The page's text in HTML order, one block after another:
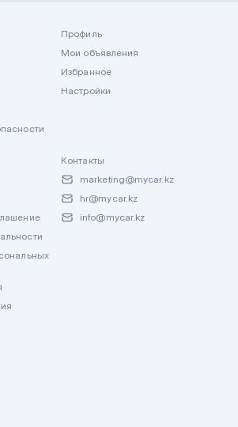
Профиль
Мои объявления
Избранное
Настройки
Контакты
marketing@mycar.kz
hr@mycar.kz
info@mycar.kz